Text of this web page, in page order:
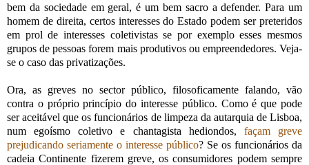
bem da sociedade em geral, é um bem sacro a defender. Para um
homem de direita, certos interesses do Estado podem ser preteridos
em prol de interesses coletivistas se por exemplo esses mesmos
grupos de pessoas forem mais produtivos ou empreendedores. Veja-
se o caso das privatizações.
Ora, as greves no sector público, filosoficamente falando, vão
contra o próprio princípio do interesse público. Como é que pode
ser aceitável que os funcionários de limpeza da autarquia de Lisboa,
num egoísmo coletivo e chantagista hediondos, façam greve
prejudicando seriamente o interesse público? Se os funcionários da
cadeia Continente fizerem greve, os consumidores podem sempre